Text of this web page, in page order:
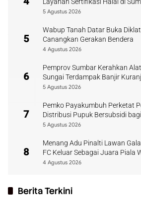
5 Agustus 2026
5
Wabup Tanah Datar Buka
Canangkan Gerakan Bendera
4 Agustus 2026
6
Pemprov Sumbar Kerahkan
Sungai Terdampak Banjir
5 Agustus 2026
7
Pemko Payakumbuh Perketat
Distribusi Pupuk Bersubsidi
5 Agustus 2026
8
Menang Adu Pinalti Lawan
FC Keluar Sebagai Juara Piala
Payakumbuh
4 Agustus 2026
Berita Terkini